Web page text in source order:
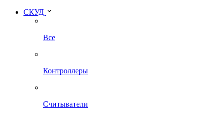
СКУД
Все
Контроллеры
Считыватели